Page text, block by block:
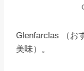
Glenfarclas （お
美味）。